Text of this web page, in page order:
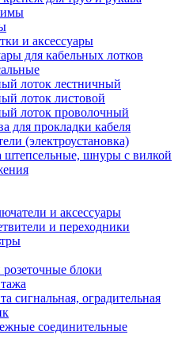
и аксессуары
для кабельных лотков
лоток лестничный
лоток листовой
лоток проволочный
для прокладки кабеля
(электроустановка)
штепсельные, шнуры с вилкой
и аксессуары
и переходники
блоки
сигнальная, оградительная
соединительные